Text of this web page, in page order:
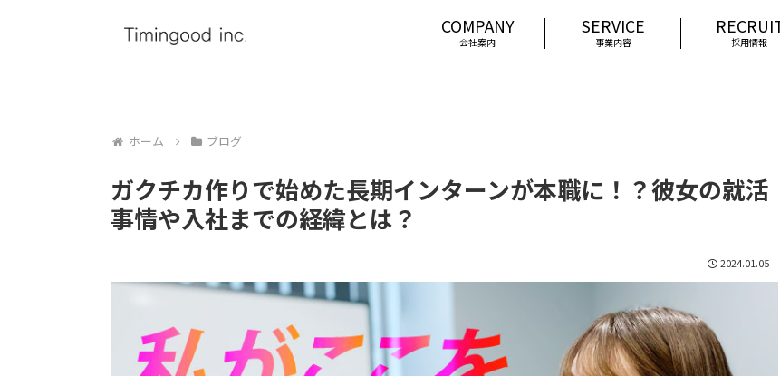
会社案内 事業内容 採用情報
ホーム ブログ
ガクチカ作りで始めた長期インターンが本職に！？彼女の就活
事情や入社までの経緯とは？
2024.01.05